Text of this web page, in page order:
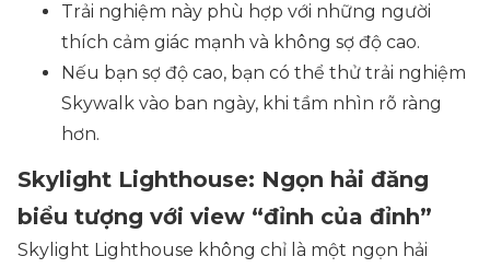
Trải nghiệm này phù hợp với những người
thích cảm giác mạnh và không sợ độ cao.
Nếu bạn sợ độ cao, bạn có thể thử trải nghiệm
Skywalk vào ban ngày, khi tầm nhìn rõ ràng
hơn.
Skylight Lighthouse: Ngọn hải đăng
biểu tượng với view “đỉnh của đỉnh”
Skylight Lighthouse không chỉ là một ngọn hải